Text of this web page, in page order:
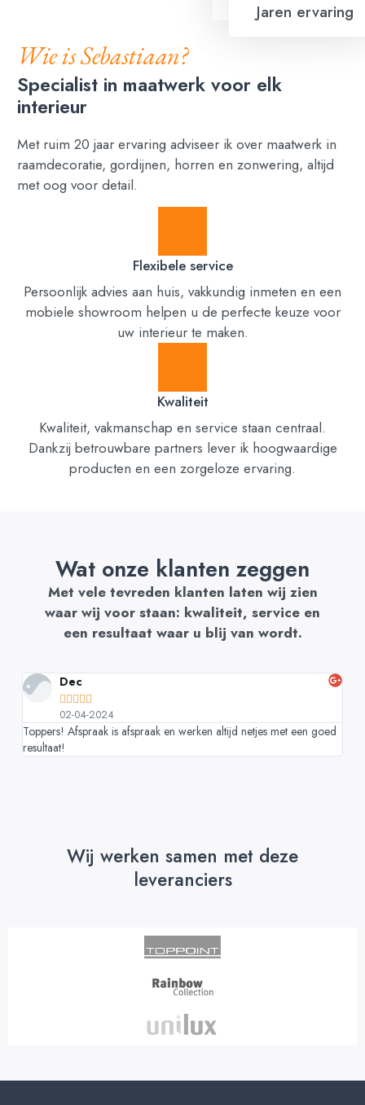
Jaren ervaring
Wie is Sebastiaan?
Specialist in maatwerk voor elk
interieur
Met ruim 20 jaar ervaring adviseer ik over maatwerk in
raamdecoratie, gordijnen, horren en zonwering, altijd
met oog voor detail.
Flexibele service
Persoonlijk advies aan huis, vakkundig inmeten en een
mobiele showroom helpen u de perfecte keuze voor
uw interieur te maken.
Kwaliteit
Kwaliteit, vakmanschap en service staan centraal.
Dankzij betrouwbare partners lever ik hoogwaardige
producten en een zorgeloze ervaring.
Wat onze klanten zeggen
Met vele tevreden klanten laten wij zien
waar wij voor staan: kwaliteit, service en
een resultaat waar u blij van wordt.
Dec

02-04-2024
Toppers! Afspraak is afspraak en werken altijd netjes met een goed
resultaat!
Wij werken samen met deze
leveranciers